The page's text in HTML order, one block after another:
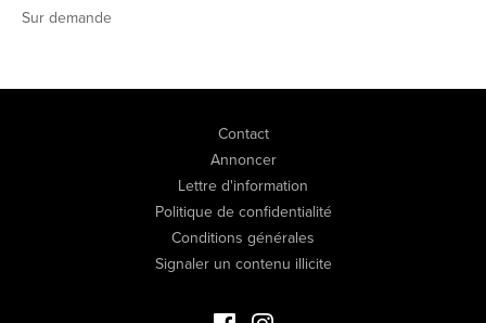
Sur demande
Contact
Annoncer
Lettre d'information
Politique de confidentialité
Conditions générales
Signaler un contenu illicite